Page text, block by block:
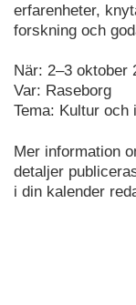
erfarenheter,
forskning och
När: 2–3 oktober
Var: Raseborg
Tema: Kultur och
Mer information
detaljer
i din kalender